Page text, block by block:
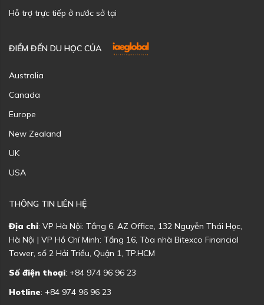
Hỗ trợ trực tiếp ở nước sở tại
ĐIỂM ĐẾN DU HỌC CỦA
Australia
Canada
Europe
New Zealand
UK
USA
THÔNG TIN LIÊN HỆ
Địa chỉ: VP Hà Nội: Tầng 6, AZ Office, 132 Nguyễn Thái Học,
Hà Nội | VP Hồ Chí Minh: Tầng 16, Tòa nhà Bitexco Financial
Tower, số 2 Hải Triều, Quận 1, TP.HCM
Số điện thoại: +84 974 96 96 23
Hotline: +84 974 96 96 23